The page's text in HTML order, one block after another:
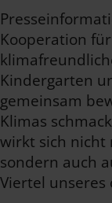
Kooperation
Kindergarten
gemeinsam
Klimas
wirkt sich nicht
sondern auch
Viertel unseres